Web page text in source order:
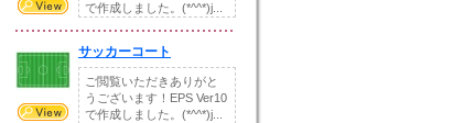
で作成しました。(*^^*)j...
サッカーコート
ご閲覧いただきありがと
うございます！EPS Ver10
で作成しました。(*^^*)j...